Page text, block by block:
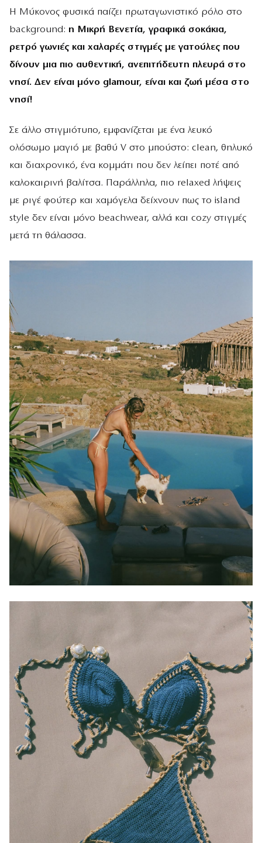
Η Μύκονος φυσικά παίζει πρωταγωνιστικό ρόλο στο
background: η Μικρή Βενετία, γραφικά σοκάκια,
ρετρό γωνιές και χαλαρές στιγμές με γατούλες που
δίνουν μια πιο αυθεντική, ανεπιτήδευτη πλευρά στο
νησί. Δεν είναι μόνο glamour, είναι και ζωή μέσα στο
νησί!
Σε άλλο στιγμιότυπο, εμφανίζεται με ένα λευκό
ολόσωμο μαγιό με βαθύ V στο μπούστο: clean, θηλυκό
και διαχρονικό, ένα κομμάτι που δεν λείπει ποτέ από
καλοκαιρινή βαλίτσα. Παράλληλα, πιο relaxed λήψεις
με ριγέ φούτερ και χαμόγελα δείχνουν πως το island
style δεν είναι μόνο beachwear, αλλά και cozy στιγμές
μετά τη θάλασσα.